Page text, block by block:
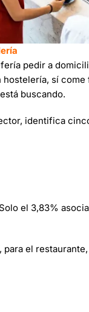
pedir a
sí
buscando.
identifica
el 3,83%
el